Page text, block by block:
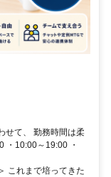
せて、 勤務時間は柔
・10:00～19:00 ・
これまで培ってきた